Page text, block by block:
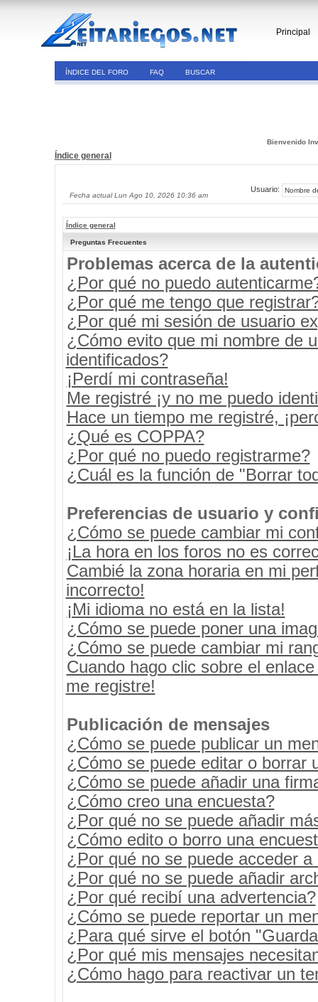
Principal
ÍNDICE DEL FORO FAQ BUSCAR
Bienvenido
Índice general
Fecha actual Lun Ago 10, 2026 10:36 am
Usuario:
Índice general
Preguntas Frecuentes
Problemas acerca de la
¿Por qué no puedo
¿Por qué me tengo que
¿Por qué mi sesión de usuario
¿Cómo evito que mi nombre de
identificados?
¡Perdí mi contraseña!
Me registré ¡y no me puedo
Hace un tiempo me registré,
¿Qué es COPPA?
¿Por qué no puedo registrarme?
¿Cuál es la función de "Borrar
Preferencias de usuario y
¿Cómo se puede cambiar mi
¡La hora en los foros no es
Cambié la zona horaria en mi
incorrecto!
¡Mi idioma no está en la lista!
¿Cómo se puede poner una
¿Cómo se puede cambiar mi
Cuando hago clic sobre el
me registre!
Publicación de mensajes
¿Cómo se puede publicar un
¿Cómo se puede editar o borrar
¿Cómo se puede añadir una
¿Cómo creo una encuesta?
¿Por qué no se puede añadir
¿Cómo edito o borro una
¿Por qué no se puede acceder a
¿Por qué no se puede añadir
¿Por qué recibí una advertencia?
¿Cómo se puede reportar un
¿Para qué sirve el botón
¿Por qué mis mensajes
¿Cómo hago para reactivar un